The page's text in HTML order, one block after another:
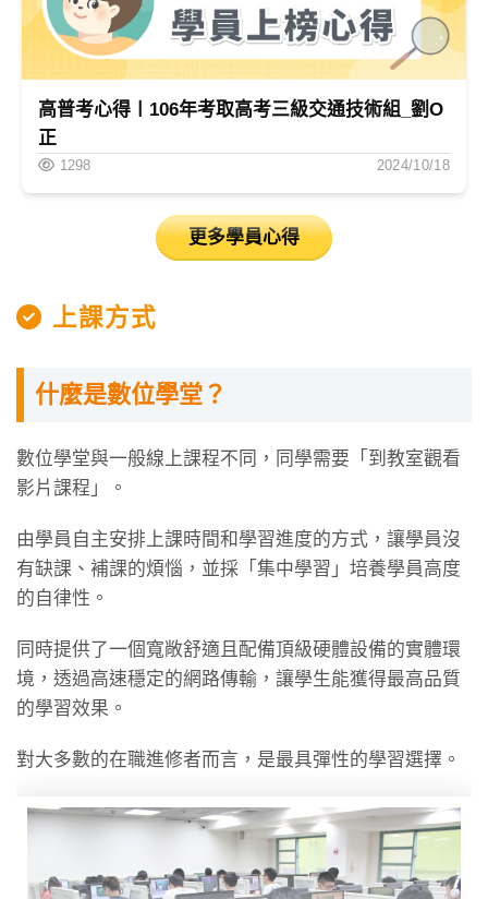
高普考心得〡106年考取高考三級交通技術組_劉O
正
1298 2024/10/18
更多學員心得
上課方式
什麼是數位學堂？
數位學堂與一般線上課程不同，同學需要「到教室觀看
影片課程」。
由學員自主安排上課時間和學習進度的方式，讓學員沒
有缺課、補課的煩惱，並採「集中學習」培養學員高度
的自律性。
同時提供了一個寬敞舒適且配備頂級硬體設備的實體環
境，透過高速穩定的網路傳輸，讓學生能獲得最高品質
的學習效果。
對大多數的在職進修者而言，是最具彈性的學習選擇。